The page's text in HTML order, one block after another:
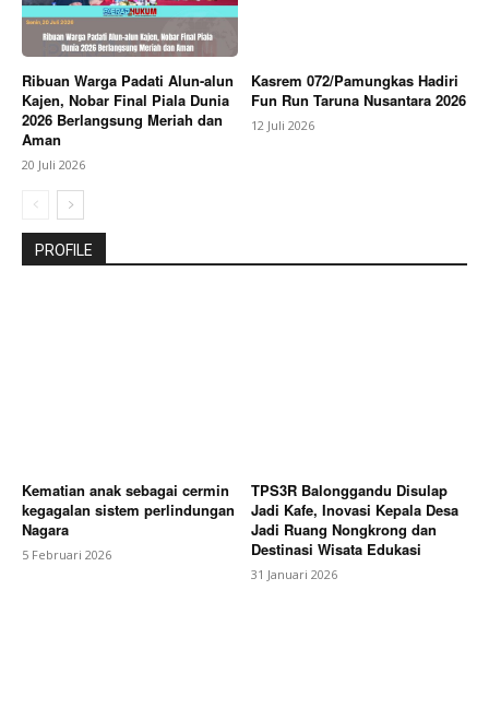
Ribuan Warga Padati Alun-alun
Kajen, Nobar Final Piala Dunia
2026 Berlangsung Meriah dan
Aman
20 Juli 2026
Kasrem 072/Pamungkas Hadiri
Fun Run Taruna Nusantara 2026
12 Juli 2026
PROFILE
Kematian anak sebagai cermin
kegagalan sistem perlindungan
Nagara
5 Februari 2026
TPS3R Balonggandu Disulap
Jadi Kafe, Inovasi Kepala Desa
Jadi Ruang Nongkrong dan
Destinasi Wisata Edukasi
31 Januari 2026